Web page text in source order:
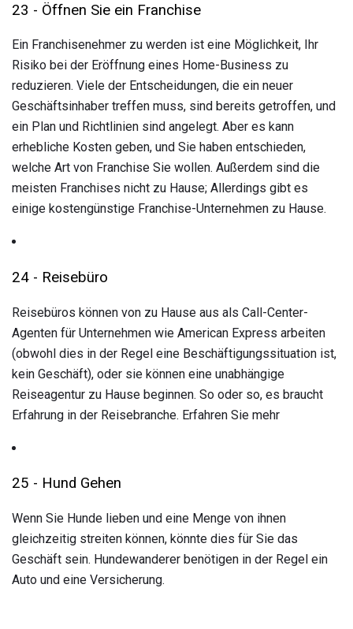
23 - Öffnen Sie ein Franchise
Ein Franchisenehmer zu werden ist eine Möglichkeit, Ihr
Risiko bei der Eröffnung eines Home-Business zu
reduzieren. Viele der Entscheidungen, die ein neuer
Geschäftsinhaber treffen muss, sind bereits getroffen, und
ein Plan und Richtlinien sind angelegt. Aber es kann
erhebliche Kosten geben, und Sie haben entschieden,
welche Art von Franchise Sie wollen. Außerdem sind die
meisten Franchises nicht zu Hause; Allerdings gibt es
einige kostengünstige Franchise-Unternehmen zu Hause.
24 - Reisebüro
Reisebüros können von zu Hause aus als Call-Center-
Agenten für Unternehmen wie American Express arbeiten
(obwohl dies in der Regel eine Beschäftigungssituation ist,
kein Geschäft), oder sie können eine unabhängige
Reiseagentur zu Hause beginnen. So oder so, es braucht
Erfahrung in der Reisebranche. Erfahren Sie mehr
25 - Hund Gehen
Wenn Sie Hunde lieben und eine Menge von ihnen
gleichzeitig streiten können, könnte dies für Sie das
Geschäft sein. Hundewanderer benötigen in der Regel ein
Auto und eine Versicherung.